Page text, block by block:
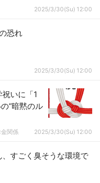
2025/3/30(Su) 12:00
恐れ
2025/3/30(Su) 12:00
祝いに「1
“暗黙のル
関係 2025/3/30(Su) 12:00
、すごく臭そうな環境で